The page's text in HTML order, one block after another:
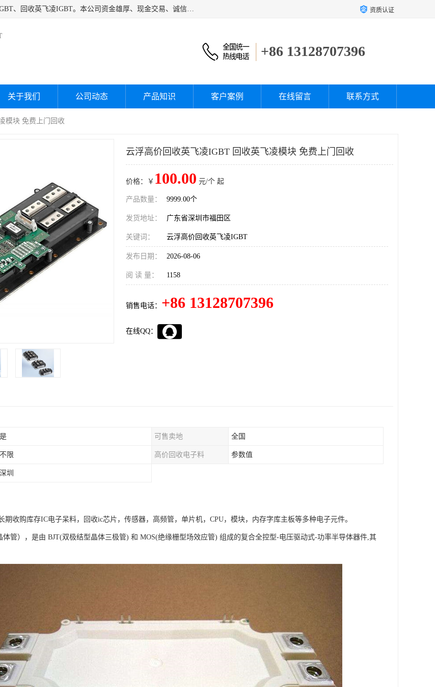
深圳市宝安区诚芯源电子商行主要经营：回收富士IGBT、回收三菱IGBT、回收英飞凌IGBT。本公司资金雄厚、现金交易、诚信待人，经过不断的探索和发展，已形成完善的评估、采购，从而为客户提供快捷价优的库存处理服务，迅速为客户消化库存，回笼资金。 资质认证
+86 13128707396
关于我们 公司动态 产品知识 客户案例 在线留言 联系方式
模块 免费上门回收
云浮高价回收英飞凌IGBT 回收英飞凌模块 免费上门回收
价格：￥ 100.00 元/个 起
产品数量： 9999.00个
发货地址： 广东省深圳市福田区
关键词： 云浮高价回收英飞凌IGBT
发布日期： 2026-08-06
阅 读 量： 1158
销售电话： +86 13128707396
在线QQ：
是 可售卖地 全国
不限 高价回收电子料 参数值
深圳
期收购库存IC电子呆料，回收ic芯片，传感器，高频管，单片机，CPU，模块，内存字库主板等多种电子元件。
管），是由 BJT(双极结型晶体三极管) 和 MOS(绝缘栅型场效应管) 组成的复合全控型-电压驱动式-功率半导体器件,其